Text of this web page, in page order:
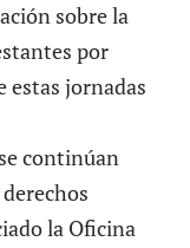
sobre la
por
estas jornadas
continúan
la Oficina